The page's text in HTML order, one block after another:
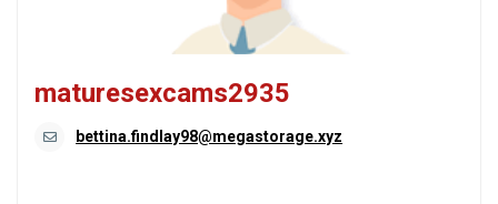
maturesexcams2935
bettina.findlay98@megastorage.xyz